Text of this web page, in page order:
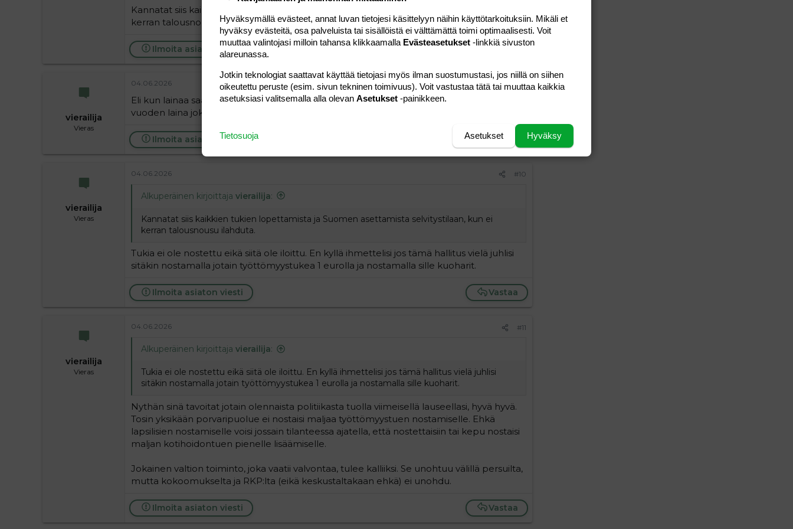
Kannatat siis kaikkien tukien lopettamista ja Suomen asettamista selvitystilaan, kun ei
kerran talousnousu ilahduta.
Vastaa
Ilmoita asiaton viesti
vierailija
Vieras
04.06.2026 #9
Eli kun lainaa saa nyt 40 vuodeksi. Huh huh... Kauhistelin jo 20 vuoden lainoja. Itellä oli 10
vuoden laina joka maksettiin nopeammin pois
Vastaa
Ilmoita asiaton viesti
vierailija
Vieras
04.06.2026 #10
Alkuperäinen kirjoittaja vierailija:
Kannatat siis kaikkien tukien lopettamista ja Suomen asettamista selvitystilaan, kun ei
kerran talousnousu ilahduta.
Tukia ei ole nostettu eikä siitä ole iloittu. En kyllä ihmettelisi jos tämä hallitus vielä juhlisi
sitäkin nostamalla jotain työttömyystukea 1 eurolla ja nostamalla sille kuoharit.
Vastaa
Ilmoita asiaton viesti
vierailija
Vieras
04.06.2026 #11
Alkuperäinen kirjoittaja vierailija:
Tukia ei ole nostettu eikä siitä ole iloittu. En kyllä ihmettelisi jos tämä hallitus vielä juhlisi
sitäkin nostamalla jotain työttömyystukea 1 eurolla ja nostamalla sille kuoharit.
Nythän sinä tavoitat jotain olennaista politiikasta tuolla viimeisellä lauseellasi, hyvä hyvä.
Tosin yksikään porvaripuolue ei nostaisi maljaa työttömyystuen nostamiselle. Ehkä
lapsilisien nostamiselle voisi jossain tilanteessa ajatella, että nostettaisiin tai kepu nostaisi
maljan kotihoidontuen pienelle lisäämiselle.
Jokainen valtion toiminto, joka vaatii valvontaa, tulee kalliiksi. Se unohtuu välillä persuilta,
mutta kokoomukselta ja RKP:lta (eikä keskustaltakaan ehkä) ei unohdu.
Vastaa
Ilmoita asiaton viesti
Hyväksymällä evästeet, annat luvan tietojesi käsittelyyn näihin käyttötarkoituksiin. Mikäli et
hyväksy evästeitä, osa palveluista tai sisällöistä ei välttämättä toimi optimaalisesti. Voit
muuttaa valintojasi milloin tahansa klikkaamalla Evästeasetukset -linkkiä sivuston
alareunassa.
Jotkin teknologiat saattavat käyttää tietojasi myös ilman suostumustasi, jos niillä on siihen
oikeutettu peruste (esim. sivun tekninen toimivuus). Voit vastustaa tätä tai muuttaa kaikkia
asetuksiasi valitsemalla alla olevan Asetukset -painikkeen.
Hyväksy
Asetukset
Tietosuoja